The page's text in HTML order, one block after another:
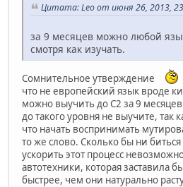
Цитата: Leo от июня 26, 2013,
за 9 месяцев можно любой
смотря как изучать.
Сомнительное утверждение
что не европейский язык вроде
можно выучить до С2 за 9
до такого уровня не выучите, так
что начать воспринимать
то же слово. Сколько бы ни биться
ускорить этот процесс
автотехники, которая заставила
быстрее, чем они натурально